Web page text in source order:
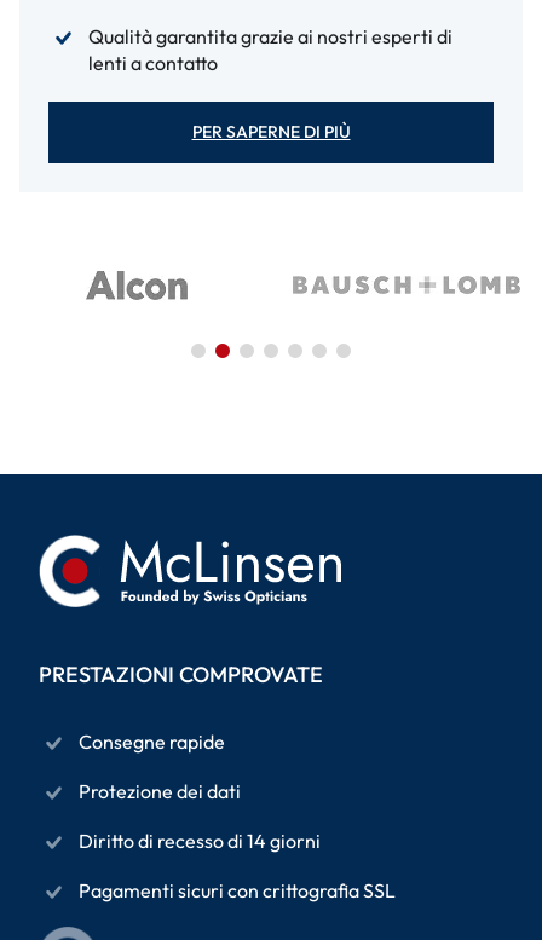
Qualità garantita grazie ai nostri esperti di
lenti a contatto
PER SAPERNE DI PIÙ
PRESTAZIONI COMPROVATE
Consegne rapide
Protezione dei dati
Diritto di recesso di 14 giorni
Pagamenti sicuri con crittografia SSL